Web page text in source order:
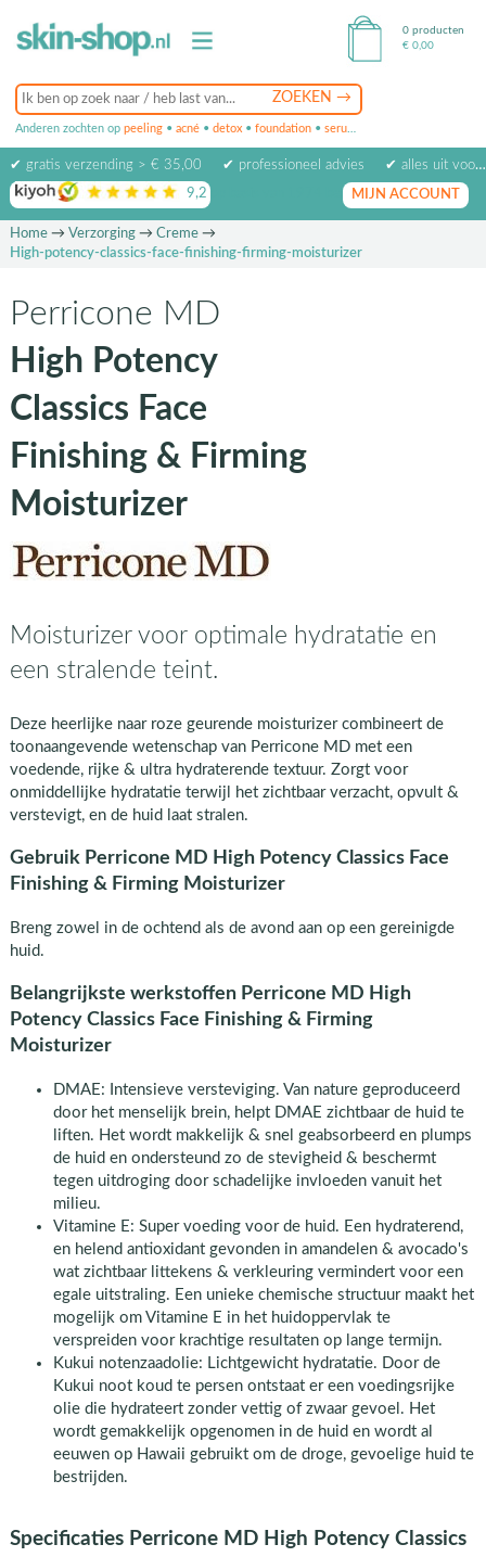
Anderen zochten op peeling • acné • detox • foundation • serum
0 producten
€ 0,00
✔ gratis verzending > € 35,00 ✔ professioneel advies
✔ alles uit voorraad leverbaar
9,2 op basis van beoordelingen
MIJN ACCOUNT
Home→ Verzorging→ Creme→
High-potency-classics-face-finishing-firming-moisturizer
Perricone MD
High Potency
Classics Face
Finishing & Firming
Moisturizer
Moisturizer voor optimale hydratatie en
een stralende teint.
Deze heerlijke naar roze geurende moisturizer combineert de
toonaangevende wetenschap van Perricone MD met een
voedende, rijke & ultra hydraterende textuur. Zorgt voor
onmiddellijke hydratatie terwijl het zichtbaar verzacht, opvult &
verstevigt, en de huid laat stralen.
Gebruik Perricone MD High Potency Classics Face
Finishing & Firming Moisturizer
Breng zowel in de ochtend als de avond aan op een gereinigde
huid.
Belangrijkste werkstoffen Perricone MD High
Potency Classics Face Finishing & Firming
Moisturizer
DMAE: Intensieve versteviging. Van nature geproduceerd
door het menselijk brein, helpt DMAE zichtbaar de huid te
liften. Het wordt makkelijk & snel geabsorbeerd en plumps
de huid en ondersteund zo de stevigheid & beschermt
tegen uitdroging door schadelijke invloeden vanuit het
milieu.
Vitamine E: Super voeding voor de huid. Een hydraterend,
en helend antioxidant gevonden in amandelen & avocado's
wat zichtbaar littekens & verkleuring vermindert voor een
egale uitstraling. Een unieke chemische structuur maakt het
mogelijk om Vitamine E in het huidoppervlak te
verspreiden voor krachtige resultaten op lange termijn.
Kukui notenzaadolie: Lichtgewicht hydratatie. Door de
Kukui noot koud te persen ontstaat er een voedingsrijke
olie die hydrateert zonder vettig of zwaar gevoel. Het
wordt gemakkelijk opgenomen in de huid en wordt al
eeuwen op Hawaii gebruikt om de droge, gevoelige huid te
bestrijden.
Specificaties Perricone MD High Potency Classics